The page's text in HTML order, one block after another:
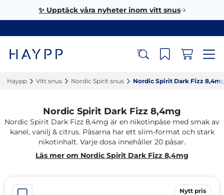
✨ Upptäck våra nyheter inom vitt snus
Haypp‎ Vitt snus‎ Nordic Spirit snus‎ Nordic Spirit Dark Fizz
Nytt pris
Nordic Spirit Dark Fizz 8,4mg
Nordic Spirit Dark Fizz 8,4mg är en nikotinpåse med smak av
kanel, vanilj & citrus. Påsarna har ett slim-format och stark
nikotinhalt. Varje dosa innehåller 20 påsar.
Läs mer om Nordic Spirit Dark Fizz 8,4mg